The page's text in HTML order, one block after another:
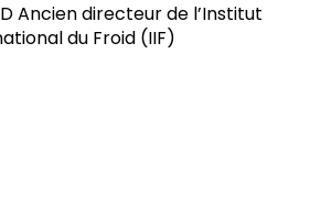
Ancien directeur de l’Institut
du Froid (IIF)